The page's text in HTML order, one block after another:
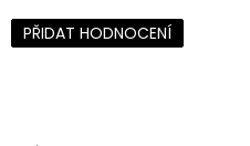
PŘIDAT HODNOCENÍ